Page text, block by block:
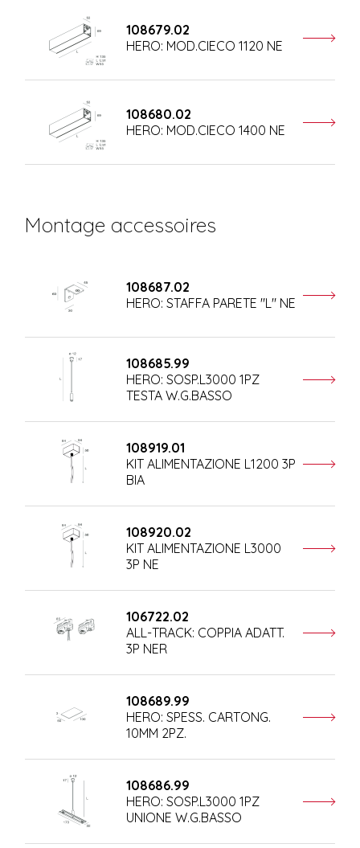
108679.02
HERO: MOD.CIECO 1120 NE
108680.02
HERO: MOD.CIECO 1400 NE
Montage accessoires
108687.02
HERO: STAFFA PARETE "L" NE
108685.99
HERO: SOSP.L3000 1PZ
TESTA W.G.BASSO
108919.01
KIT ALIMENTAZIONE L1200 3P
BIA
108920.02
KIT ALIMENTAZIONE L3000
3P NE
106722.02
ALL-TRACK: COPPIA ADATT.
3P NER
108689.99
HERO: SPESS. CARTONG.
10MM 2PZ.
108686.99
HERO: SOSP.L3000 1PZ
UNIONE W.G.BASSO